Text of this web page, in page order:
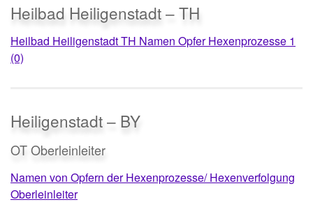
Heilbad Heiligenstadt – TH
Heilbad Heiligenstadt TH Namen Opfer Hexenprozesse 1
(0)
Heiligenstadt – BY
OT Oberleinleiter
Namen von Opfern der Hexenprozesse/ Hexenverfolgung
Oberleinleiter